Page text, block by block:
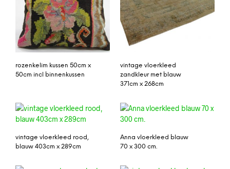
rozenkelim kussen 50cm x
50cm incl binnenkussen
vintage vloerkleed
zandkleur met blauw
371cm x 268cm
vintage vloerkleed rood,
blauw 403cm x 289cm
Anna vloerkleed blauw
70 x 300 cm.